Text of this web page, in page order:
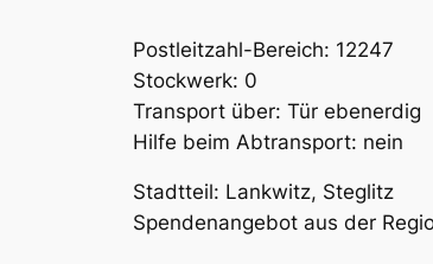
Postleitzahl-Bereich: 12247
Stockwerk: 0
Transport über: Tür ebenerdig
Hilfe beim Abtransport: nein
Stadtteil: Lankwitz, Steglitz
Spendenangebot aus der